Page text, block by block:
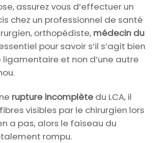
assurez vous d’effectuer un
chez un professionnel de santé
orthopédiste, médecin du
pour savoir s’il s’agit bien
ligamentaire et non d’une autre
rupture incomplète du LCA, il
visibles par le chirurgien lors
en a pas, alors le faiseau du
rompu.